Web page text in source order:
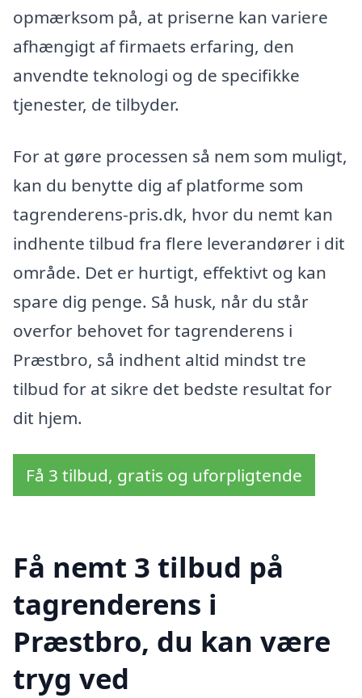
opmærksom på, at priserne kan variere
afhængigt af firmaets erfaring, den
anvendte teknologi og de specifikke
tjenester, de tilbyder.
For at gøre processen så nem som muligt,
kan du benytte dig af platforme som
tagrenderens-pris.dk, hvor du nemt kan
indhente tilbud fra flere leverandører i dit
område. Det er hurtigt, effektivt og kan
spare dig penge. Så husk, når du står
overfor behovet for tagrenderens i
Præstbro, så indhent altid mindst tre
tilbud for at sikre det bedste resultat for
dit hjem.
Få 3 tilbud, gratis og uforpligtende
Få nemt 3 tilbud på
tagrenderens i
Præstbro, du kan være
tryg ved